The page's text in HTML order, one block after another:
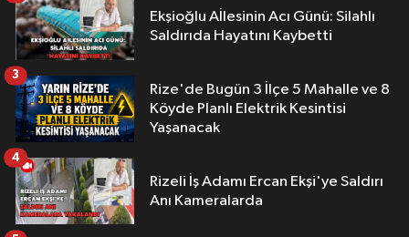
Ekşioğlu Aİlesinin Acı Günü: Silahlı
Saldırıda Hayatını Kaybetti
Rize'de Bugün 3 İlçe 5 Mahalle ve 8
Köyde Planlı Elektrik Kesintisi
Yaşanacak
3
Rizeli İş Adamı Ercan Ekşi'ye Saldırı
Anı Kameralarda
4